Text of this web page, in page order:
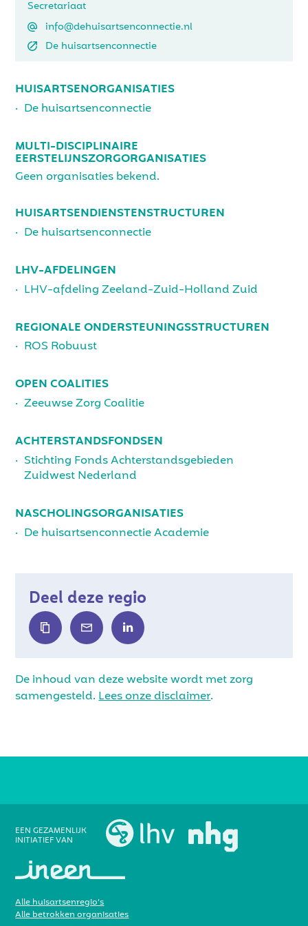
Welzijn op Recept
Secretariaat
info@dehuisartsenconnectie.nl
De huisartsenconnectie
HUISARTSENORGANISATIES
De huisartsenconnectie
MULTI-DISCIPLINAIRE
EERSTELIJNSZORGORGANISATIES
Geen organisaties bekend.
HUISARTSENDIENSTEN­STRUCTUREN
De huisartsenconnectie
LHV-AFDELINGEN
LHV-afdeling Zeeland-Zuid-Holland Zuid
REGIONALE ONDERSTEUNINGSSTRUCTUREN
ROS Robuust
OPEN COALITIES
Zeeuwse Zorg Coalitie
ACHTERSTANDSFONDSEN
Stichting Fonds Achterstandsgebieden
Zuidwest Nederland
NASCHOLINGSORGANISATIES
De huisartsenconnectie Academie
Deel deze regio
De inhoud van deze website wordt met zorg
samengesteld. Lees onze disclaimer.
EEN GEZAMENLIJK
INITIATIEF VAN
Alle huisartsenregio’s
Alle betrokken organisaties